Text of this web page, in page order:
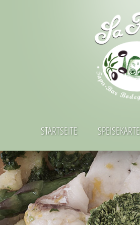
STARTSEITE SPEISEKARTE